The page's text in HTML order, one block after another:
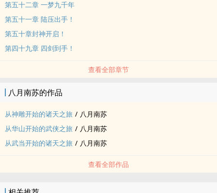
第五十二章 一梦九千年
第五十一章 陆压出手！
第五十章封神开启！
第四十九章 四剑到手！
查看全部章节
八月南苏的作品
从神雕开始的诸天之旅 / 八月南苏
从华山开始的武侠之旅 / 八月南苏
从武当开始的诸天之旅 / 八月南苏
查看全部作品